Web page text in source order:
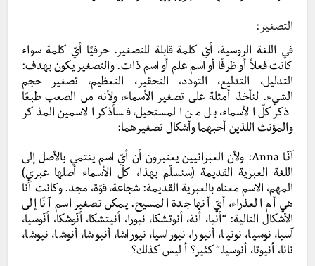
التصغير:
في اللغة الروسية، أيّ كلمة قابلة للتصغير. حرفيًا أيّ كلمة سواء
كانت فعلاً أو ظرفًا أو اسم علم أو اسم ذات. والتصغير يكون بهدف:
التدليل، التدليع، التودد، التحقير، التعظيم، تصغير حجم
الشيء. لنأخذ أمثلة على تصغير الأسماء، ولأنه من الصعب طبعًا
ذكر كلّ الأسماء، بل من المستحيل، فسأذكر الاسمين المذكر
والمؤنث اللذين أحبهما وأشكال تصغيرهما:
آنّـا Anna: ولأن العبرانيين يعتبرون أن أيّ اسم ينتمي بالأصل إلى
اللغة العبرية القديمة (سنسلّم بهذا، كلّ الأسماء أصلها عبري)
المهم، الاسم معناه بالعبرية القديمة: شجاعة، قوّة، مجد. وكانت آنا
هي أم العذراء، أيّ أنها جدة المسيح. يمكن تصغير اسم آنّا إلى
الأشكال التالية: “أنيا، أنة، أنوتشكا، نيورا، أنيتشكا، أنّوشكا، أنّوسيا،
آسيا، نوسيا، نونيا، أنيورا، نيوراسيا، نيوراشا، أنيوشا، أنوشا، نيوشا،
نانا، أنيوتا، أنوسيا.” كثير؟ أ ليس كذلك؟